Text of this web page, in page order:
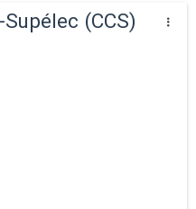
(CCS)